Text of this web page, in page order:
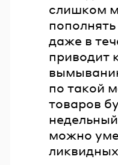
слишком
даже в
приводит
по такой
товаров
можно